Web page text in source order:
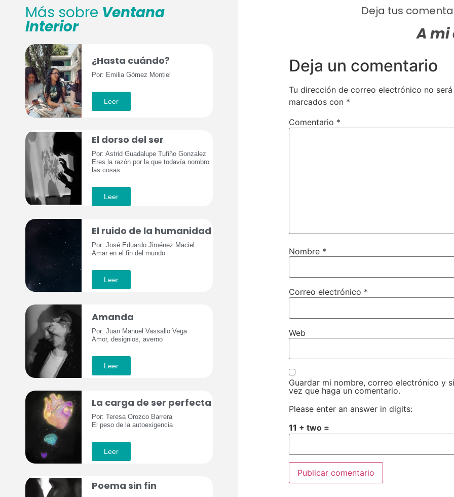
Más sobre Ventana
Interior
¿Hasta cuándo?
Por: Emilia Gómez Montiel
Leer
El dorso del ser
Por: Astrid Guadalupe Tufiño Gonzalez
Eres la razón por la que todavía nombro
las cosas
Leer
El ruido de la humanidad
Por: José Eduardo Jiménez Maciel
Amar en el fin del mundo
Leer
Amanda
Por: Juan Manuel Vassallo Vega
Amor, designios, averno
Leer
La carga de ser perfecta
Por: Teresa Orozco Barrera
El peso de la autoexigencia
Leer
Poema sin fin
Deja tus
A mi
Deja un comentario
Tu dirección de correo electrónico no
marcados con *
Comentario *
Nombre *
Correo electrónico *
Web
Guardar mi nombre, correo electrónico y
vez que haga un comentario.
Please enter an answer in digits:
11 + two =